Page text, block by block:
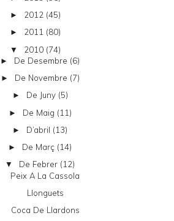
► 2012 (45)
► 2011 (80)
▼ 2010 (74)
► De Desembre (6)
► De Novembre (7)
► De Juny (5)
► De Maig (11)
► D’abril (13)
► De Març (14)
▼ De Febrer (12)
Peix A La Cassola
Llonguets
Coca De Llardons